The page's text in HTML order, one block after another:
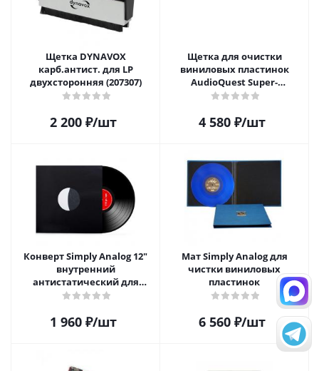
Щетка DYNAVOX
карб.антист. для LP
двухсторонняя (207307)
2 200₽/шт
Щетка для очистки
виниловых пластинок
AudioQuest Super-
Conductive Anti-Static
4 580₽/шт
Конверт Simply Analog 12"
внутренний
антистатический для
пластинок (25 шт)
1 960₽/шт
Мат Simply Analog для
чистки виниловых
пластинок
6 560₽/шт